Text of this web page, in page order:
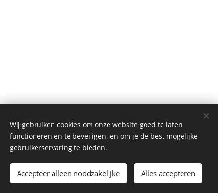
Toevoegen aan de winkelwagen
Webnode
Wij gebruiken cookies om onze website goed te laten
functioneren en te beveiligen, en om je de best mogelijke
gebruikerservaring te bieden.
Accepteer alleen noodzakelijke Alles accepteren